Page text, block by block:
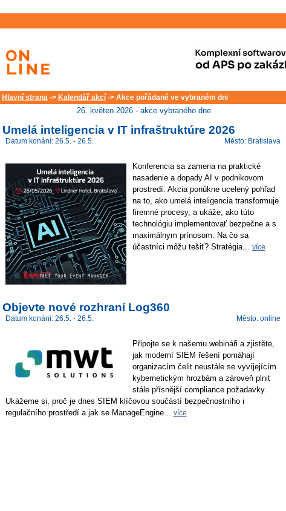
Hlavní strana-> Kalendář akcí-> Akce pořádané ve vybraném dni
26. květen 2026 - akce vybraného dne
Umelá inteligencia v IT infraštruktúre 2026
Datum konání: 26.5. - 26.5. Město: Bratislava
Konferencia sa zameria na praktické
nasadenie a dopady AI v podnikovom
prostredí. Akcia ponúkne ucelený pohľad
na to, ako umelá inteligencia transformuje
firemné procesy, a ukáže, ako túto
technológiu implementovať bezpečne a s
maximálnym prínosom. Na čo sa
účastníci môžu tešiť? Stratégia... více
Objevte nové rozhraní Log360
Datum konání: 26.5. - 26.5. Město: online
Připojte se k našemu webináři a zjistěte,
jak moderní SIEM řešení pomáhají
organizacím čelit neustále se vyvíjejícím
kybernetickým hrozbám a zároveň plnit
stále přísnější compliance požadavky.
Ukážeme si, proč je dnes SIEM klíčovou součástí bezpečnostního i
regulačního prostředí a jak se ManageEngine... více